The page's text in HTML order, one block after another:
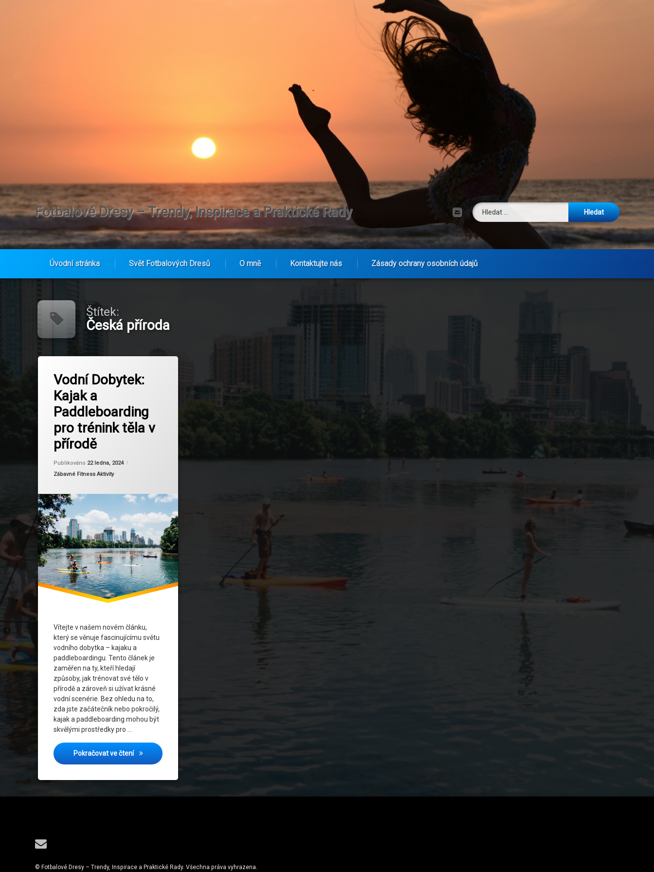
Fotbalové Dresy – Trendy, Inspirace a Praktické Rady Tel: E-mail
Vyhledávání
Úvodní stránka Svět Fotbalových Dresů O mně Kontaktujte nás Zásady ochrany osobních údajů
Štítek:
Česká příroda
Vodní Dobytek:
Kajak a
Paddleboarding
pro trénink těla v
přírodě
Publikováno 22 ledna, 2024
Kategorie:
Zábavné Fitness Aktivity
Vítejte v našem novém článku,
který se věnuje fascinujícímu světu
vodního dobytka – kajaku a
paddleboardingu. Tento článek je
zaměřen na ty, kteří hledají
způsoby, jak trénovat své tělo v
přírodě a zároveň si užívat krásné
vodní scenérie. Bez ohledu na to,
zda jste začátečník nebo pokročilý,
kajak a paddleboarding mohou být
skvělými prostředky pro …
Pokračovat ve čteníVodní Dobytek: Kajak a Paddleboarding pro trénink těla v přírodě
Aktivní životní styl
Bezpečnost na vodě
Kajak
Lokality pro vodní sporty
Outdoor cvičení
Paddleboarding
Sport na vodě
Vodní trénink
E-mail
© Fotbalové Dresy – Trendy, Inspirace a Praktické Rady. Všechna práva vyhrazena.